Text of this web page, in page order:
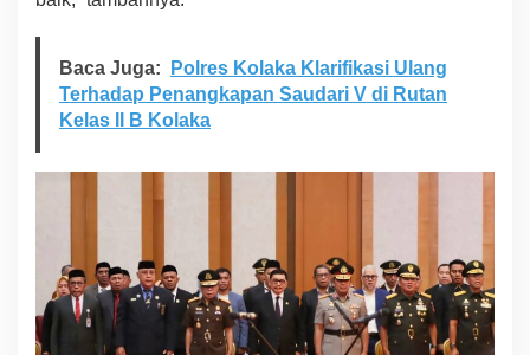
Baca Juga:
Polres Kolaka Klarifikasi Ulang
Terhadap Penangkapan Saudari V di Rutan
Kelas II B Kolaka